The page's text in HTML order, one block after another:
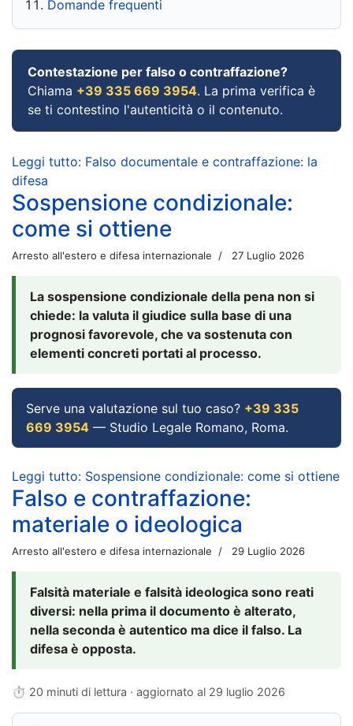
Domande frequenti
Contestazione per falso o contraffazione?
Chiama +39 335 669 3954. La prima verifica è
se ti contestino l'autenticità o il contenuto.
Leggi tutto: Falso documentale e contraffazione: la
difesa
Sospensione condizionale:
come si ottiene
Arresto all'estero e difesa internazionale 27 Luglio 2026
La sospensione condizionale della pena non si
chiede: la valuta il giudice sulla base di una
prognosi favorevole, che va sostenuta con
elementi concreti portati al processo.
Serve una valutazione sul tuo caso? +39 335
669 3954 — Studio Legale Romano, Roma.
Leggi tutto: Sospensione condizionale: come si ottiene
Falso e contraffazione:
materiale o ideologica
Arresto all'estero e difesa internazionale 29 Luglio 2026
Falsità materiale e falsità ideologica sono reati
diversi: nella prima il documento è alterato,
nella seconda è autentico ma dice il falso. La
difesa è opposta.
⏱ 20 minuti di lettura · aggiornato al 29 luglio 2026